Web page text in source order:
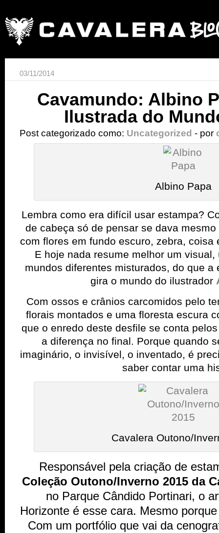
03/11/2014
Cavamundo: Albino
Ilustrada do
Post categorizado como: Uncategorized - por
Albino Papa
Lembra como era difícil usar estampa?
de cabeça só de pensar se dava
com flores em fundo escuro, zebra, coisa
E hoje nada resume melhor um
mundos diferentes misturados, do que a
gira o mundo do ilustrador
Com ossos e crânios carcomidos pelo
florais montados e uma floresta escura
que o enredo deste desfile se conta
a diferença no final. Porque quando
imaginário, o invisível, o inventado, é
saber contar uma
Cavalera Outono/
Responsável pela criação de
Coleção Outono/Inverno 2015 da
no Parque Cândido Portinari, o
Horizonte é esse cara. Mesmo
Com um portfólio que vai da